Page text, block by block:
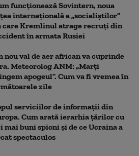
funcționează Sovintern, noua
internațională a „socialiștilor”
care Kremlinul atrage recruți din
în armata Rusiei
nou val de aer african va cuprinde
Meteorolog ANM: „Marți
apogeul”. Cum va fi vremea în
zile
serviciilor de informații din
Cum arată ierarhia țărilor cu
mai buni spioni și de ce Ucraina a
spectaculos